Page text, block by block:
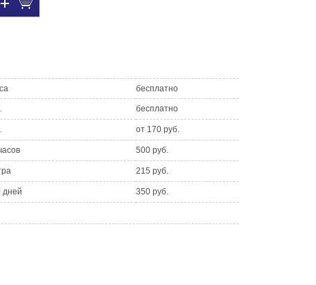
бесплатно
бесплатно
от 170 руб.
500 руб.
215 руб.
дней 350 руб.